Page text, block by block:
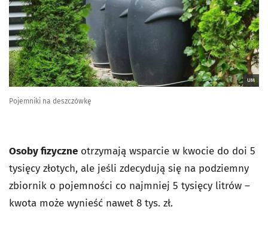
UM
Pojemniki na deszczówkę
Osoby fizyczne otrzymają wsparcie w kwocie do doi 5
tysięcy złotych, ale jeśli zdecydują się na podziemny
zbiornik o pojemności co najmniej 5 tysięcy litrów –
kwota może wynieść nawet 8 tys. zł.